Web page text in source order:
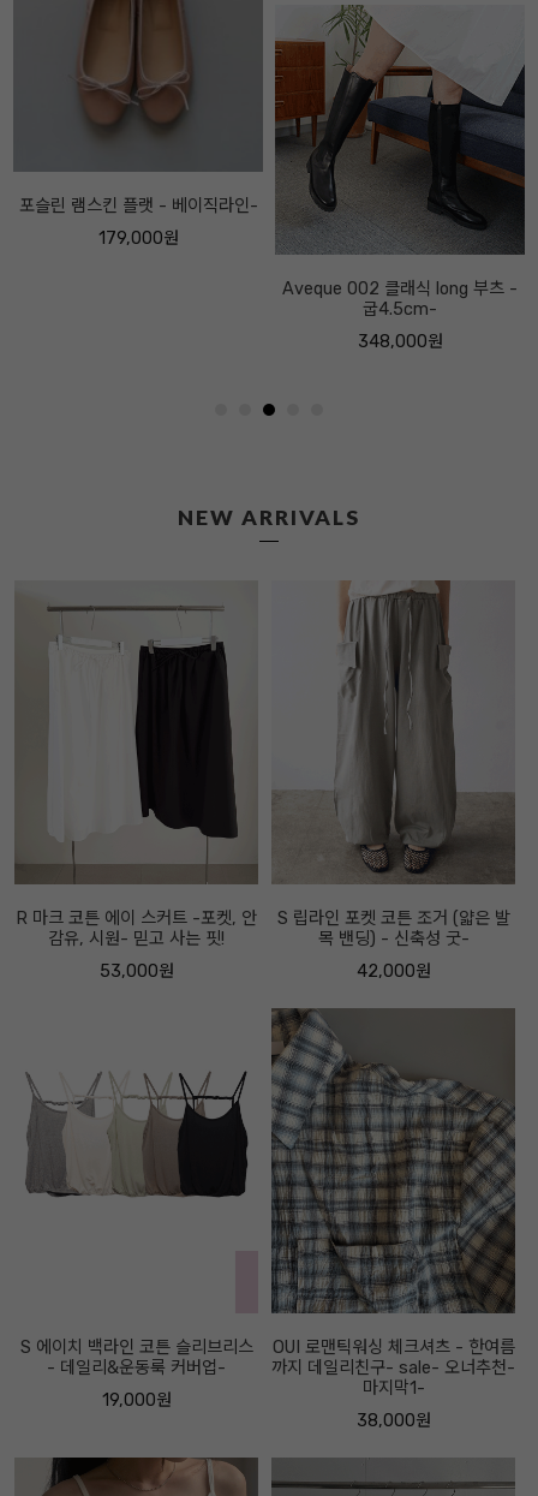
NEW ARRIVALS
R 마크 코튼 에이 스커트 -포켓, 안
감유, 시원- 믿고 사는 핏!
53,000원
S 립라인 포켓 코튼 조거 (얇은 발
목 밴딩) - 신축성 굿-
42,000원
S 에이치 백라인 코튼 슬리브리스
- 데일리&운동룩 커버업-
19,000원
OUI 로맨틱워싱 체크셔츠 - 한여름
까지 데일리친구- sale- 오너추천-
마지막1-
38,000원